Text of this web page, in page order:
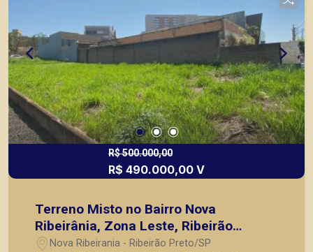
R$ 500.000,00
R$ 490.000,00 V
Terreno Misto no Bairro Nova
Ribeirânia, Zona Leste, Ribeirão
Preto/SP.
Nova Ribeirania - Ribeirão Preto/SP